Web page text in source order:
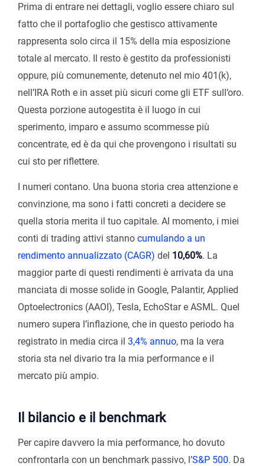
Prima di entrare nei dettagli, voglio essere chiaro sul
fatto che il portafoglio che gestisco attivamente
rappresenta solo circa il 15% della mia esposizione
totale al mercato. Il resto è gestito da professionisti
oppure, più comunemente, detenuto nel mio 401(k),
nell’IRA Roth e in asset più sicuri come gli ETF sull’oro.
Questa porzione autogestita è il luogo in cui
sperimento, imparo e assumo scommesse più
concentrate, ed è da qui che provengono i risultati su
cui sto per riflettere.
I numeri contano. Una buona storia crea attenzione e
convinzione, ma sono i fatti concreti a decidere se
quella storia merita il tuo capitale. Al momento, i miei
conti di trading attivi stanno cumulando a un
rendimento annualizzato (CAGR) del 10,60%. La
maggior parte di questi rendimenti è arrivata da una
manciata di mosse solide in Google, Palantir, Applied
Optoelectronics (AAOI), Tesla, EchoStar e ASML. Quel
numero supera l’inflazione, che in questo periodo ha
registrato in media circa il 3,4% annuo, ma la vera
storia sta nel divario tra la mia performance e il
mercato più ampio.
Il bilancio e il benchmark
Per capire davvero la mia performance, ho dovuto
confrontarla con un benchmark passivo, l’S&P 500. Da